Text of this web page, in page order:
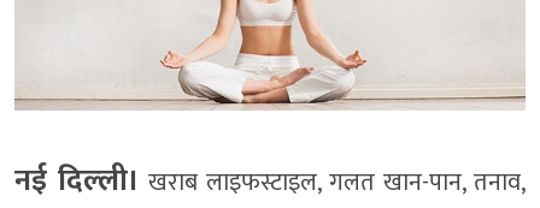
नई दिल्‍ली। खराब लाइफस्टाइल, गलत खान-पान, तनाव,